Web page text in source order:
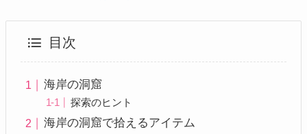
目次
海岸の洞窟
探索のヒント
海岸の洞窟で拾えるアイテム